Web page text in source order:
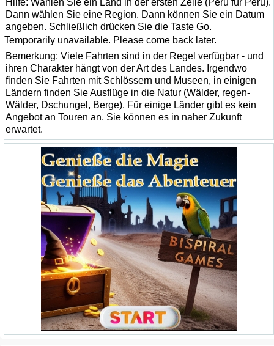
Hilfe: Wählen Sie ein Land in der ersten Zeile (Peru für Peru).
Dann wählen Sie eine Region. Dann können Sie ein Datum
angeben. Schließlich drücken Sie die Taste Go.
Temporarily unavailable. Please come back later.
Bemerkung: Viele Fahrten sind in der Regel verfügbar - und
ihren Charakter hängt von der Art des Landes. Irgendwo
finden Sie Fahrten mit Schlössern und Museen, in einigen
Ländern finden Sie Ausflüge in die Natur (Wälder, regen-
Wälder, Dschungel, Berge). Für einige Länder gibt es kein
Angebot an Touren an. Sie können es in naher Zukunft
erwartet.